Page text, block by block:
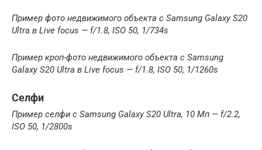
Пример фото недвижимого объекта с Samsung Galaxy S20
Ultra в Live focus — f/1.8, ISO 50, 1/734s
Пример кроп-фото недвижимого объекта с Samsung
Galaxy S20 Ultra в Live focus — f/1.8, ISO 50, 1/1260s
Селфи
Пример селфи с Samsung Galaxy S20 Ultra, 10 Мп — f/2.2,
ISO 50, 1/2800s